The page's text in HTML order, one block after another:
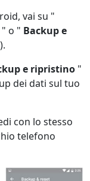
vai su "
" o " Backup e
e ripristino "
dei dati sul tuo
con lo stesso
telefono
Tiếng Việt
Italiano
Svenska
Türk
தமிழ்